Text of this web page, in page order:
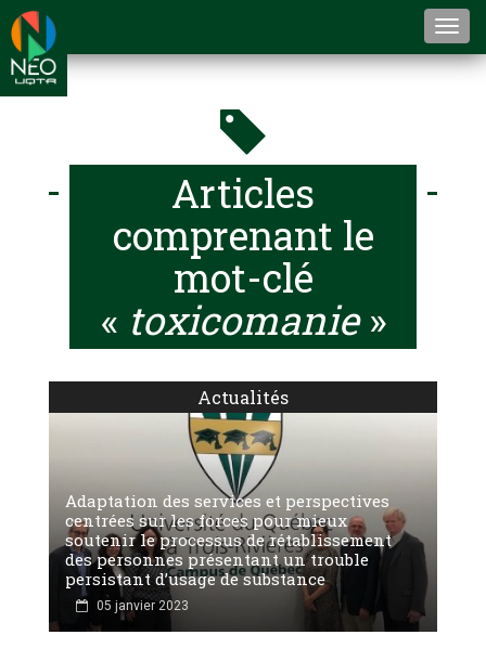
Articles
comprenant le
mot-clé
« toxicomanie»
Actualités
Adaptation des services et perspectives
centrées sur les forces pour mieux
soutenir le processus de rétablissement
des personnes présentant un trouble
persistant d’usage de substance
05 janvier 2023